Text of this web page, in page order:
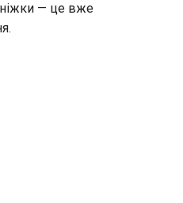
ніжки — це вже